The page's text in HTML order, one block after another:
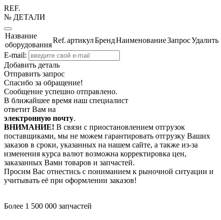
REF.
№ ДЕТАЛИ
Название
оборудования
Ref.артикулБрендНаименованиеЗапросУдалить
E-mail:
Добавить деталь
Отправить запрос
Спасибо за обращение!
Сообщение успешно отправлено.
В ближайшее время наш специалист
ответит Вам на
электронную почту.
ВНИМАНИЕ! В связи с приостановлением отгрузок
поставщиками, мы не можем гарантировать отгрузку Ваших
заказов в сроки, указанных на нашем сайте, а также из-за
изменения курса валют возможна корректировка цен,
заказанных Вами товаров и запчастей.
Просим Вас отнестись с пониманием к рыночной ситуации и
учитывать её при оформлении заказов!
Более 1 500 000 запчастей